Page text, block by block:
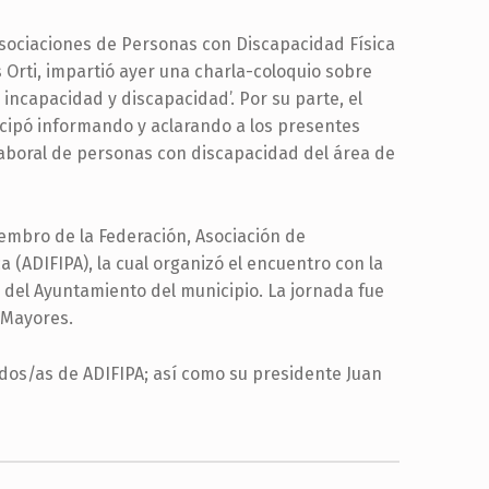
de Personas con Discapacidad Física
Orti, impartió ayer una charla-coloquio sobre
y discapacidad’. Por su parte, el
informando y aclarando a los presentes
de personas con discapacidad del área de
de la Federación, Asociación de
(ADIFIPA), la cual organizó el encuentro con la
Ayuntamiento del municipio. La jornada fue
as de ADIFIPA; así como su presidente Juan